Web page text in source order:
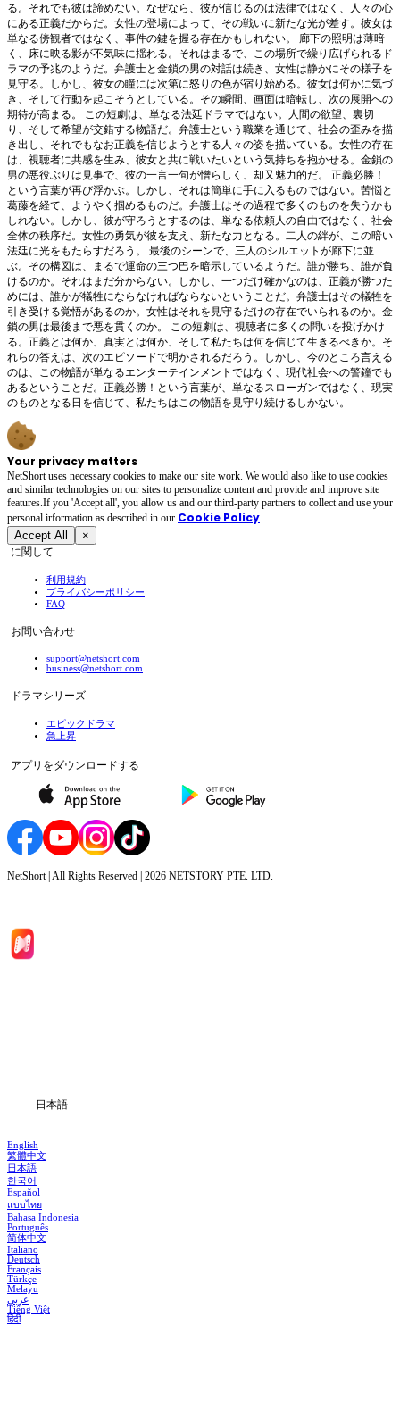
る。それでも彼は諦めない。なぜなら、彼が信じるのは法律ではなく、人々の心
にある正義だからだ。女性の登場によって、その戦いに新たな光が差す。彼女は
単なる傍観者ではなく、事件の鍵を握る存在かもしれない。 廊下の照明は薄暗
く、床に映る影が不気味に揺れる。それはまるで、この場所で繰り広げられるド
ラマの予兆のようだ。弁護士と金鎖の男の対話は続き、女性は静かにその様子を
見守る。しかし、彼女の瞳には次第に怒りの色が宿り始める。彼女は何かに気づ
き、そして行動を起こそうとしている。その瞬間、画面は暗転し、次の展開への
期待が高まる。 この短劇は、単なる法廷ドラマではない。人間の欲望、裏切
り、そして希望が交錯する物語だ。弁護士という職業を通じて、社会の歪みを描
き出し、それでもなお正義を信じようとする人々の姿を描いている。女性の存在
は、視聴者に共感を生み、彼女と共に戦いたいという気持ちを抱かせる。金鎖の
男の悪役ぶりは見事で、彼の一言一句が憎らしく、却又魅力的だ。 正義必勝！
という言葉が再び浮かぶ。しかし、それは簡単に手に入るものではない。苦悩と
葛藤を経て、ようやく掴めるものだ。弁護士はその過程で多くのものを失うかも
しれない。しかし、彼が守ろうとするのは、単なる依頼人の自由ではなく、社会
全体の秩序だ。女性の勇気が彼を支え、新たな力となる。二人の絆が、この暗い
法廷に光をもたらすだろう。 最後のシーンで、三人のシルエットが廊下に並
ぶ。その構図は、まるで運命の三つ巴を暗示しているようだ。誰が勝ち、誰が負
けるのか。それはまだ分からない。しかし、一つだけ確かなのは、正義が勝つた
めには、誰かが犠牲にならなければならないということだ。弁護士はその犠牲を
引き受ける覚悟があるのか。女性はそれを見守るだけの存在でいられるのか。金
鎖の男は最後まで悪を貫くのか。 この短劇は、視聴者に多くの問いを投げかけ
る。正義とは何か、真実とは何か、そして私たちは何を信じて生きるべきか。そ
れらの答えは、次のエピソードで明かされるだろう。しかし、今のところ言える
のは、この物語が単なるエンターテインメントではなく、現代社会への警鐘でも
あるということだ。正義必勝！という言葉が、単なるスローガンではなく、現実
のものとなる日を信じて、私たちはこの物語を見守り続けるしかない。
Your privacy matters
NetShort uses necessary cookies to make our site work. We would also like to use cookies
and similar technologies on our sites to personalize content and provide and improve site
features.If you 'Accept all', you allow us and our third-party partners to collect and use your
personal irformation as described in our Cookie Policy.
Accept All ×
に関して
利用規約
プライバシーポリシー
FAQ
お問い合わせ
support@netshort.com
business@netshort.com
ドラマシリーズ
エピックドラマ
急上昇
アプリをダウンロードする
NetShort | All Rights Reserved | 2026 NETSTORY PTE. LTD.
日本語
English
繁體中文
日本語
한국어
Español
แบบไทย
Bahasa Indonesia
Português
简体中文
Italiano
Deutsch
Français
Türkçe
Melayu
عربي
Tiếng Việt
हिंदी